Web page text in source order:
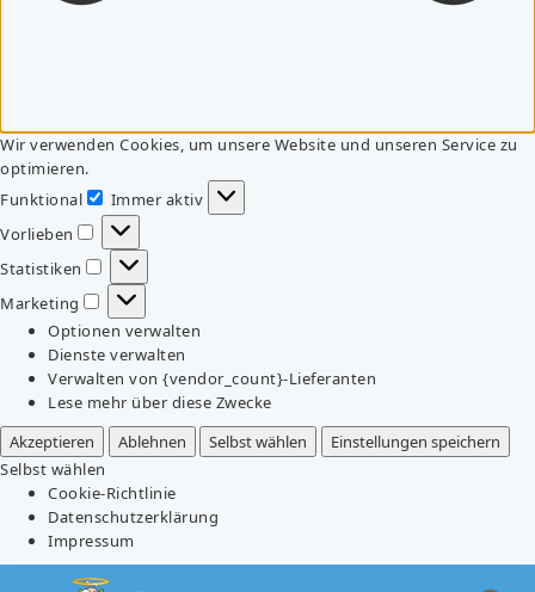
Wir verwenden Cookies, um unsere Website und unseren Service zu
optimieren.
Funktional
Funktional
Immer aktiv
Vorlieben
Vorlieben
Statistiken
Statistiken
Marketing
Marketing
Optionen verwalten
Dienste verwalten
Verwalten von {vendor_count}-Lieferanten
Lese mehr über diese Zwecke
Akzeptieren
Ablehnen Selbst wählen
Einstellungen speichern
Selbst wählen
Cookie-Richtlinie
Datenschutzerklärung
Impressum